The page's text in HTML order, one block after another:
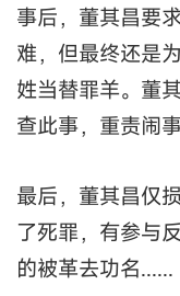
事后，董其昌要
难，但最终还是
姓当替罪羊。董
查此事，重责闹事
最后，董其昌仅
了死罪，有参与
的被革去功名......